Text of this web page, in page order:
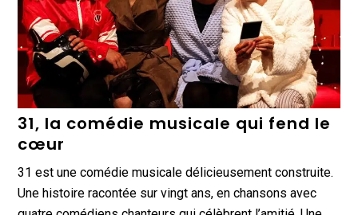
31, la comédie musicale qui fend le
cœur
31 est une comédie musicale délicieusement construite.
Une histoire racontée sur vingt ans, en chansons avec